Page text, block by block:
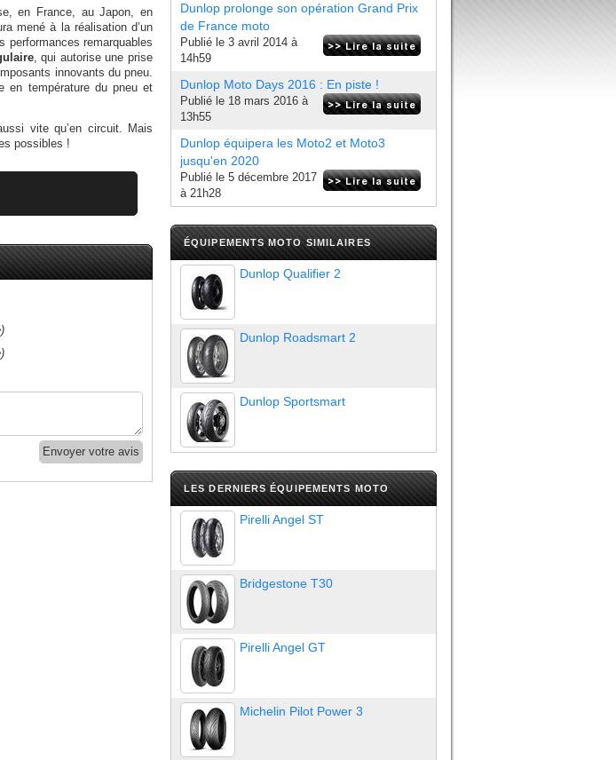
en France, au Japon, en
mené à la réalisation d’un
performances remarquables
, qui autorise une prise
innovants du pneu.
en température du pneu et
vite qu’en circuit. Mais
possibles !
Dunlop prolonge son opération Grand Prix
de France moto
Publié le 3 avril 2014 à
14h59
Dunlop Moto Days 2016 : En piste !
Publié le 18 mars 2016 à
13h55
Dunlop équipera les Moto2 et Moto3
jusqu'en 2020
Publié le 5 décembre 2017
à 21h28
ÉQUIPEMENTS MOTO SIMILAIRES
Dunlop Qualifier 2
Dunlop Roadsmart 2
Dunlop Sportsmart
LES DERNIERS ÉQUIPEMENTS MOTO
Pirelli Angel ST
Bridgestone T30
Pirelli Angel GT
Michelin Pilot Power 3